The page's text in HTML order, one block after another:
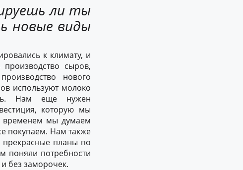
ли ты
новые виды
к климату, и
сыров,
нового
используют молоко
Нам еще нужен
которую мы
временем мы думаем
покупаем. Нам также
планы по
поняли потребности
без заморочек.